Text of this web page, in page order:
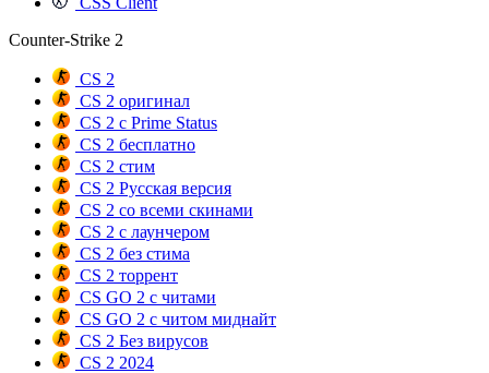
Counter-Strike 2
CS 2
CS 2 оригинал
CS 2 с Prime Status
CS 2 бесплатно
CS 2 стим
CS 2 Русская версия
CS 2 со всеми скинами
CS 2 с лаунчером
CS 2 без стима
CS 2 торрент
CS GO 2 с читами
CS GO 2 с читом миднайт
CS 2 Без вирусов
CS 2 2024